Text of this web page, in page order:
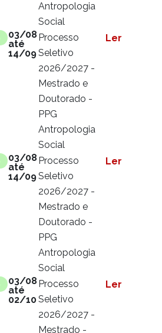
Antropologia
Social
03/08
até
14/09
Processo
Seletivo
2026/2027 -
Mestrado e
Doutorado -
PPG
Antropologia
Social
Ler mais
03/08
até
14/09
Processo
Seletivo
2026/2027 -
Mestrado e
Doutorado -
PPG
Antropologia
Social
Ler mais
03/08
até
02/10
Processo
Seletivo
2026/2027 -
Mestrado -
Ler mais